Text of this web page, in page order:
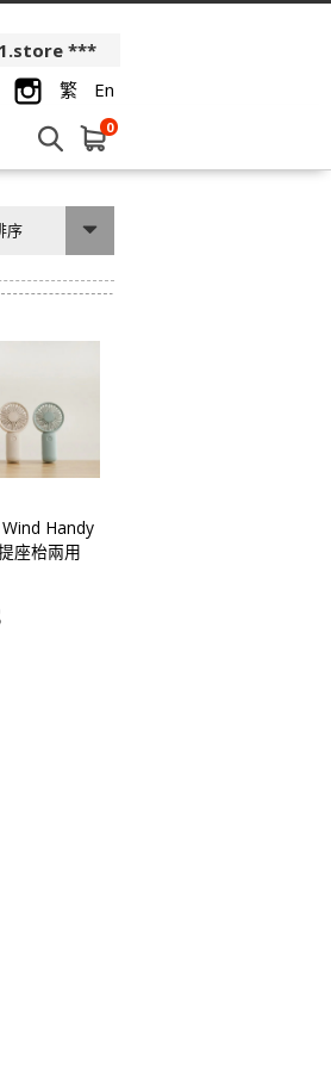
***
繁
En
0
序
Handy
座枱兩用